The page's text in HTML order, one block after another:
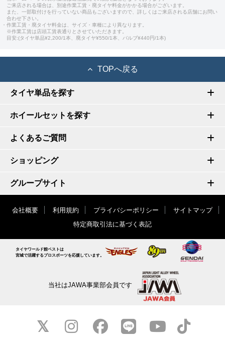
ご来店される場合は、別途作業工賃・廃タイヤ料金がかかる場合がございます。
また、一部取付けを行っていない商品もございますので、詳しくはご来店される店舗にお問い
合わせ下さい。
・作業工賃・廃タイヤ料金は、サイズ・車種により異なります。
※作業工賃は店頭工賃表通りとさせていただきます。
目安:(タイヤ単品¥2,200/1本、廃タイヤ¥550/1本、バルブ¥440円/1本)
TOPへ戻る
タイヤ単品を探す
ホイールセットを探す
よくあるご質問
ショッピング
グループサイト
会社概要 利用規約 プライバシーポリシー
サイトマップ
特定商取引法に基づく表記
タイヤワールド館ベストは
宮城で活躍するプロスポーツを応援しています。
当社はJAWA事業部会員です